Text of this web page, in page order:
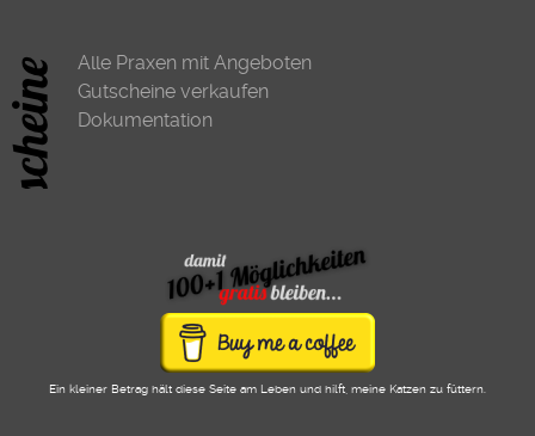
Alle Praxen mit Angeboten
Gutscheine verkaufen
Dokumentation
Ein kleiner Betrag hält diese Seite am Leben und hilft, meine Katzen zu füttern.